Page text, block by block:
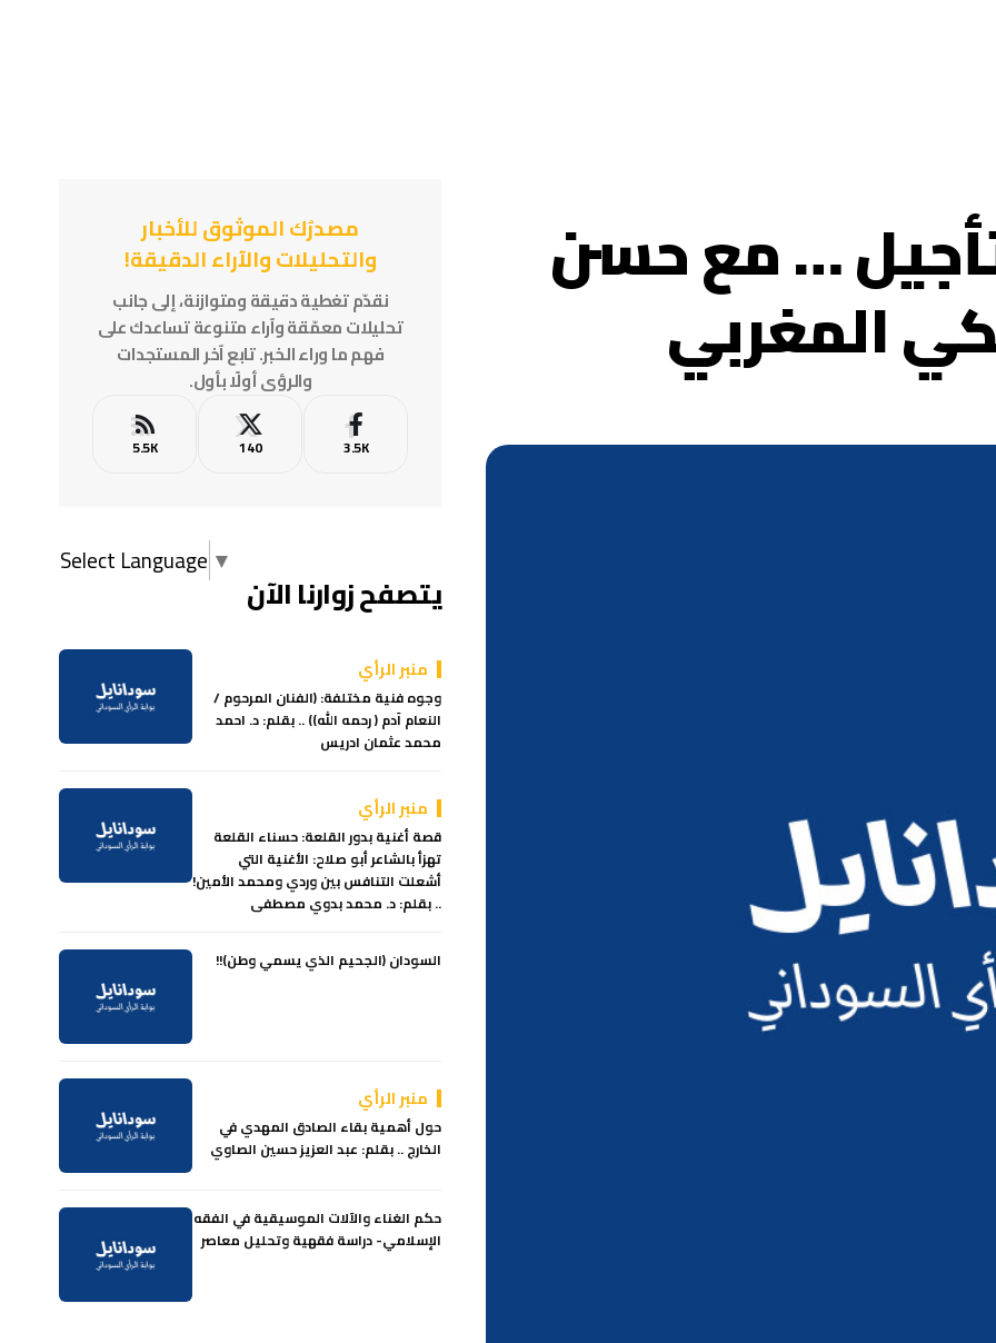
… مع حسن
المغربي
مصدرُك الموثوق للأخبار
والتحليلات والآراء الدقيقة!
نقدّم تغطية دقيقة ومتوازنة، إلى جانب
تحليلات معمّقة وآراء متنوعة تساعدك على
فهم ما وراء الخبر. تابع آخر المستجدات
والرؤى أولًا بأول.
3.5K
140
5.5K
Select Language ▼
يتصفح زوارنا الآن
منبر الرأي
وجوه فنية مختلفة: (الفنان المرحوم /
النعام آدم ( رحمه الله)) .. بقلم: د. احمد
محمد عثمان ادريس
منبر الرأي
قصة أغنية بدور القلعة: حسناء القلعة
تهزأ بالشاعر أبو صلاح: الأغنية التي
أشعلت التنافس بين وردي ومحمد الأمين!
.. بقلم: د. محمد بدوي مصطفى
السودان (الجحيم الذي يسمي وطن)!!
منبر الرأي
حول أهمية بقاء الصادق المهدي في
الخارج .. بقلم: عبد العزيز حسين الصاوي
حكم الغناء والآلات الموسيقية في الفقه
الإسلامي- دراسة فقهية وتحليل معاصر